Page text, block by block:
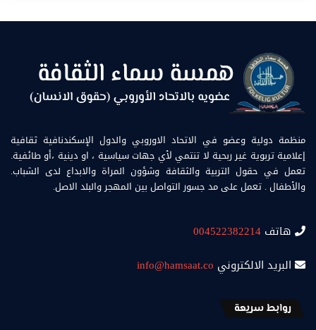
منظمة دولية وعضو في الاتحاد الاوروبي والدول الإسكندنافية ثقافية
إعلامية تربوية غير ربحية لا تنتمي لأي جهات سياسية ، او دينية ،أو طائفية.
تعمل في حقول التربية والثقافة وشؤون المراة والابداع لدى الشباب.
والأطفال . تعمل على مد جسور التواصل بين المهجر والبلد الاصل.
هاتف 004522382214
البريد الالكتروني info@hamsaat.co
روابط سريعة